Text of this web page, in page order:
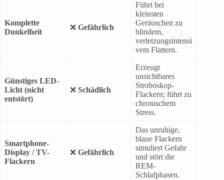
Komplette
Dunkelheit
❌ Gefährlich
Führt bei
kleinsten
Geräuschen zu
blindem,
verletzungsintensi
vem Flattern.
Günstiges LED-
Licht (nicht
entstört)
❌ Schädlich
Erzeugt
unsichtbares
Stroboskop-
Flackern; führt zu
chronischem
Stress.
Smartphone-
Display / TV-
Flackern
❌ Gefährlich
Das unruhige,
blaue Flackern
simuliert Gefahr
und stört die
REM-
Schlafphasen.